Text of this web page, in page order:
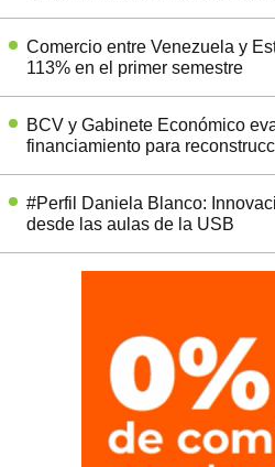
Comercio entre Venezuela y
113% en el primer semestre
BCV y Gabinete Económico
financiamiento para
#Perfil Daniela Blanco:
desde las aulas de la USB